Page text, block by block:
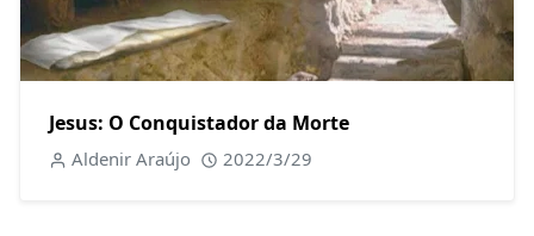
Jesus: O Conquistador da Morte
Aldenir Araújo 2022/3/29